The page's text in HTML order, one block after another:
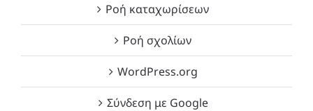
Ροή καταχωρίσεων
Ροή σχολίων
WordPress.org
Σύνδεση με Google